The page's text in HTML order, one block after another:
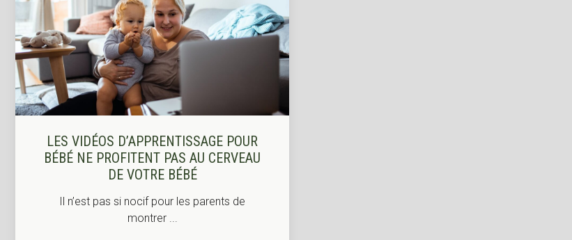
LES VIDÉOS D’APPRENTISSAGE POUR
BÉBÉ NE PROFITENT PAS AU CERVEAU
DE VOTRE BÉBÉ
Il n’est pas si nocif pour les parents de
montrer ...